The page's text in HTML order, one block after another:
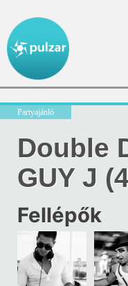
Partyajánló
Double
GUY J
Fellépők